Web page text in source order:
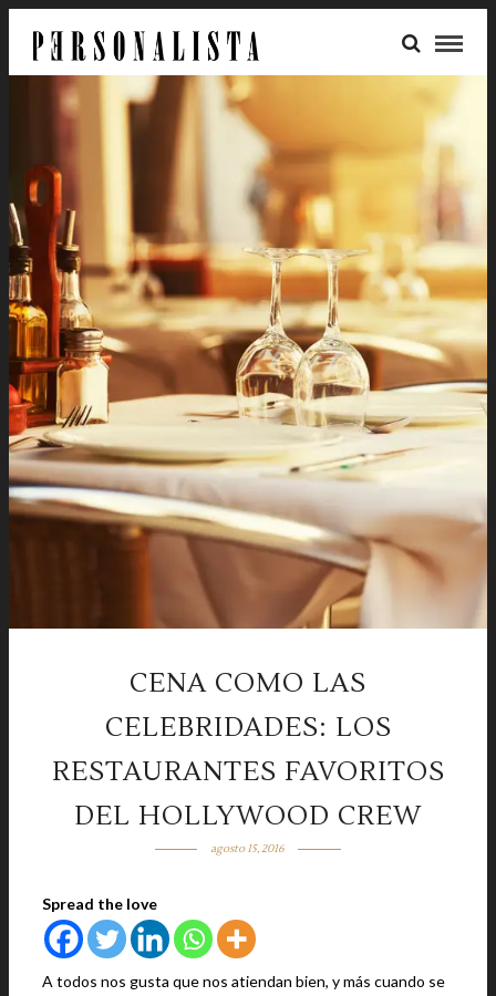
CENA COMO LAS
CELEBRIDADES: LOS
RESTAURANTES FAVORITOS
DEL HOLLYWOOD CREW
agosto 15, 2016
Spread the love
A todos nos gusta que nos atiendan bien, y más cuando se